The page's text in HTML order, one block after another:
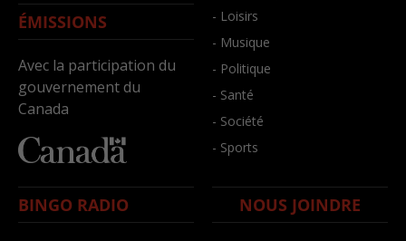
ÉMISSIONS
Avec la participation du
gouvernement du
Canada
- Loisirs
- Musique
- Politique
- Santé
- Société
- Sports
BINGO RADIO NOUS JOINDRE